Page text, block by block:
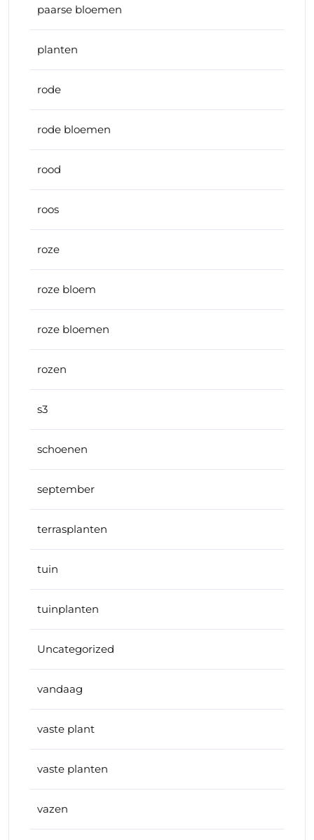
paarse bloemen
planten
rode
rode bloemen
rood
roos
roze
roze bloem
roze bloemen
rozen
s3
schoenen
september
terrasplanten
tuin
tuinplanten
Uncategorized
vandaag
vaste plant
vaste planten
vazen